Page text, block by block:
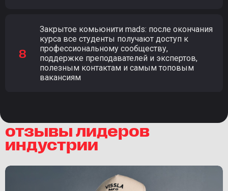
Закрытое комьюнити mads: после окончания
курса все студенты получают доступ к
профессиональному сообществу,
поддержке преподавателей и экспертов,
полезным контактам и самым топовым
вакансиям
отзывы лидеров
индустрии